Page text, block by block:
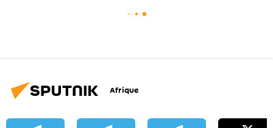
Afrique